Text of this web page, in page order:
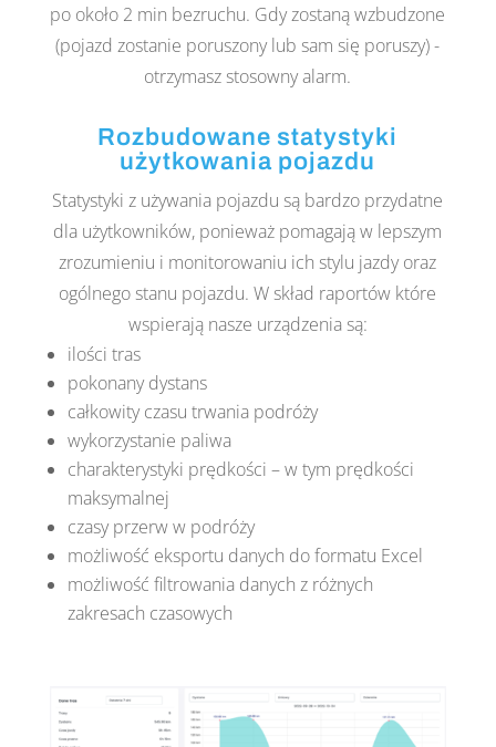
po około 2 min bezruchu. Gdy zostaną wzbudzone
(pojazd zostanie poruszony lub sam się poruszy) -
otrzymasz stosowny alarm.
Rozbudowane statystyki
użytkowania pojazdu
Statystyki z używania pojazdu są bardzo przydatne
dla użytkowników, ponieważ pomagają w lepszym
zrozumieniu i monitorowaniu ich stylu jazdy oraz
ogólnego stanu pojazdu. W skład raportów które
wspierają nasze urządzenia są:
ilości tras
pokonany dystans
całkowity czasu trwania podróży
wykorzystanie paliwa
charakterystyki prędkości – w tym prędkości
maksymalnej
czasy przerw w podróży
możliwość eksportu danych do formatu Excel
możliwość filtrowania danych z różnych
zakresach czasowych